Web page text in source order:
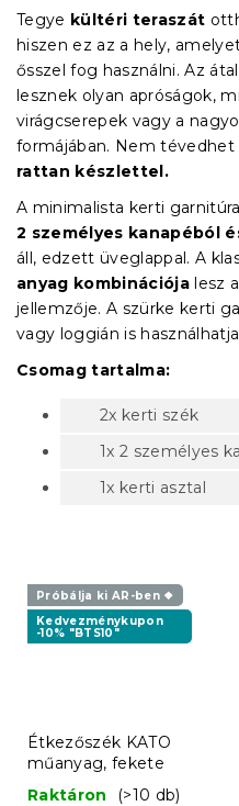
Tegye kültéri teraszát
hiszen ez az a hely,
ősszel fog használni. Az
lesznek olyan apróságok,
virágcserepek vagy a
formájában. Nem tévedhet
rattan készlettel.
A minimalista kerti garnitúra
2 személyes kanapéból
áll, edzett üveglappal. A
anyag kombinációja lesz
jellemzője. A szürke kerti
vagy loggián is
Csomag tartalma:
2x kerti szék
1x 2 személyes
1x kerti asztal
Próbálja ki AR-ben ❖
Kedvezménykupon
-10% "BTS10"
Étkezőszék KATO
műanyag, fekete
Raktáron
(>10 db)